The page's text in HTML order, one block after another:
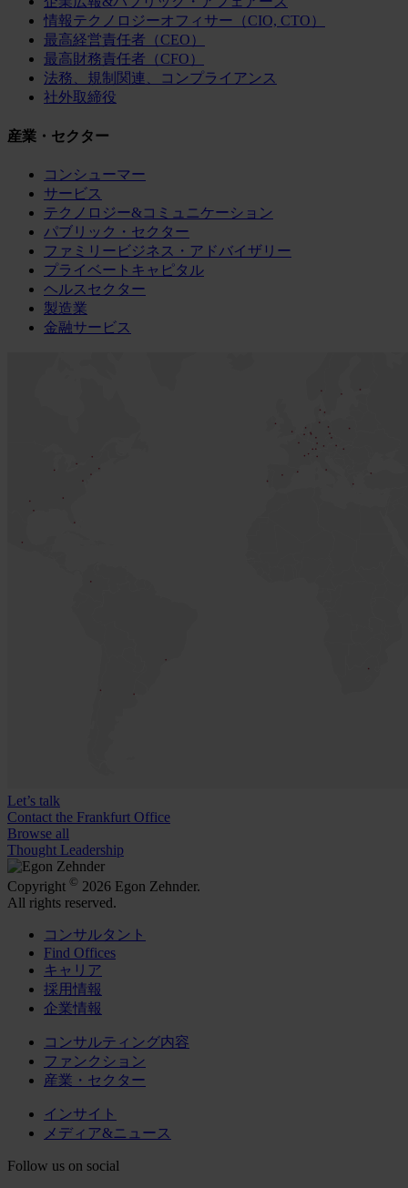
情報テクノロジーオフィサー（CIO, CTO）
最高経営責任者（CEO）
最高財務責任者（CFO）
法務、規制関連、コンプライアンス
社外取締役
産業・セクター
コンシューマー
サービス
テクノロジー&コミュニケーション
パブリック・セクター
ファミリービジネス・アドバイザリー
プライベートキャピタル
ヘルスセクター
製造業
金融サービス
Let’s talk
Contact the Frankfurt Office
Browse all
Thought Leadership
Copyright © 2026 Egon Zehnder.
All rights reserved.
コンサルタント
Find Offices
キャリア
採用情報
企業情報
コンサルティング内容
ファンクション
産業・セクター
インサイト
メディア&ニュース
Follow us on social